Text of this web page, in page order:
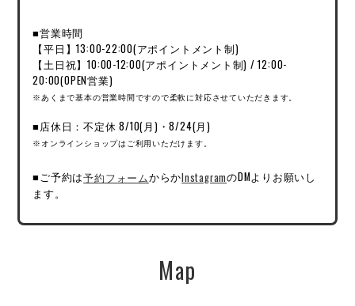
■営業時間
【平日】13:00-22:00(アポイントメント制)
【土日祝】10:00-12:00(アポイントメント制) / 12:00-
20:00(OPEN営業)
※あくまで基本の営業時間ですので柔軟に対応させていただきます。
■店休日：不定休 8/10(月)・8/24(月)
※オンラインショップはご利用いただけます。
■ご予約は予約フォームからかInstagramのDMよりお願いし
ます。
Map